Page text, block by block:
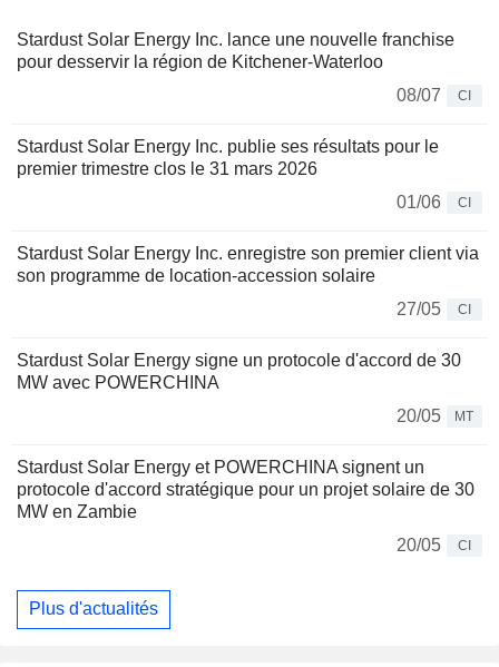
Stardust Solar Energy Inc. lance une nouvelle franchise
pour desservir la région de Kitchener-Waterloo
08/07
CI
Stardust Solar Energy Inc. publie ses résultats pour le
premier trimestre clos le 31 mars 2026
01/06
CI
Stardust Solar Energy Inc. enregistre son premier client via
son programme de location-accession solaire
27/05
CI
Stardust Solar Energy signe un protocole d'accord de 30
MW avec POWERCHINA
20/05
MT
Stardust Solar Energy et POWERCHINA signent un
protocole d'accord stratégique pour un projet solaire de 30
MW en Zambie
20/05
CI
Plus d'actualités